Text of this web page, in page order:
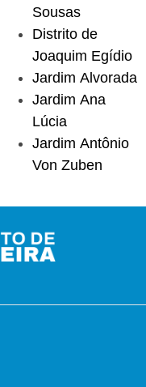
Sousas
Distrito de
Joaquim Egídio
Jardim Alvorada
Jardim Ana
Lúcia
Jardim Antônio
Von Zuben